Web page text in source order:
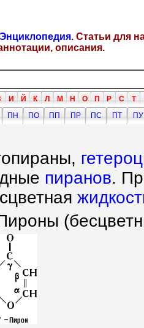
. Статьи для
описания.
И Й К Л М Н О П Р С Т
ПН ПО ПП ПР ПС ПТ
ПУ
пиранов.